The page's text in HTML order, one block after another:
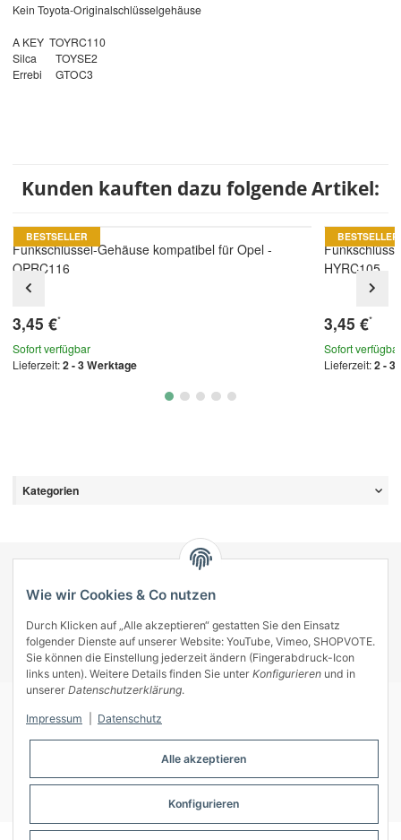
Kein Toyota-Originalschlüsselgehäuse
A KEY TOYRC110
Silca TOYSE2
Errebi GTOC3
Kunden kauften dazu folgende Artikel:
BESTSELLER
Funkschlüssel-Gehäuse kompatibel für Opel -
OPRC116
3,45 €*
Sofort verfügbar
Lieferzeit:2 - 3 Werktage
BESTSELLER
HYRC105
3,45 €*
Sofort verfügbar
Lieferzeit:2 - 3
Kategorien
INFORMATIONEN
INFORMATIONEN
ZAHLUNGSARTEN
* Alle Preise inkl. gesetzlicher USt., zzgl.Versand
** Samstage, Sonntage und Feiertage sind keine Werktage
Wie wir Cookies & Co nutzen
Durch Klicken auf „Alle akzeptieren“ gestatten Sie den Einsatz
folgender Dienste auf unserer Website: YouTube, Vimeo, SHOPVOTE.
Sie können die Einstellung jederzeit ändern (Fingerabdruck-Icon
links unten). Weitere Details finden Sie unter Konfigurieren und in
unserer Datenschutzerklärung.
Impressum Datenschutz
Alle akzeptieren
Konfigurieren